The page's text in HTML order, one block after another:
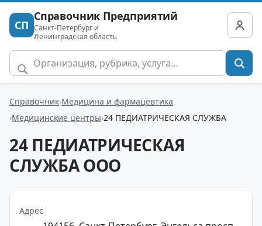
СП
Справочник Предприятий
Санкт-Петербург и
Ленинградская область
Справочник Медицина и фармацевтика
Медицинские центры 24 ПЕДИАТРИЧЕСКАЯ СЛУЖБА
24 ПЕДИАТРИЧЕСКАЯ
СЛУЖБА ООО
Адрес